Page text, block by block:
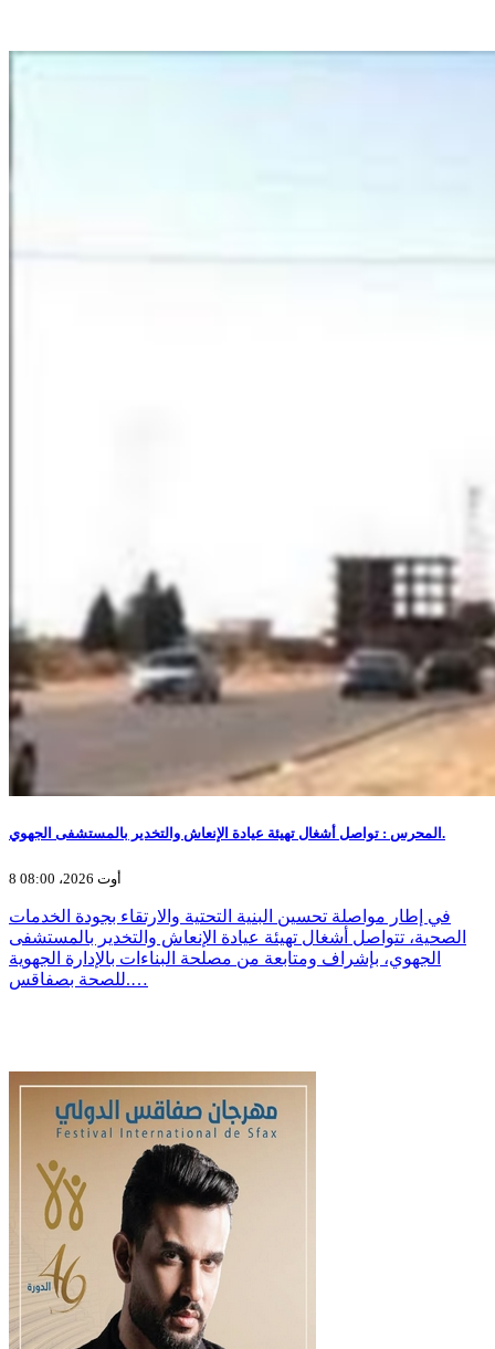
المحرس : تواصل أشغال تهيئة عيادة الإنعاش والتخدير بالمستشفى الجهوي.
8 أوت 2026، 08:00
في إطار مواصلة تحسين البنية التحتية والارتقاء بجودة الخدمات
الصحية، تتواصل أشغال تهيئة عيادة الإنعاش والتخدير بالمستشفى
الجهوي، بإشراف ومتابعة من مصلحة البناءات بالإدارة الجهوية
للصحة بصفاقس.…